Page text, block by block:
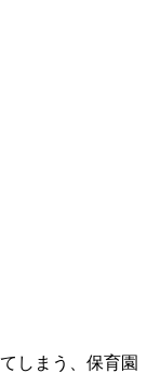
しまう、保育園